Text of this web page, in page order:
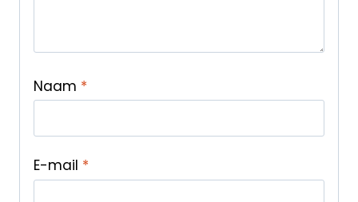
Naam *
E-mail *